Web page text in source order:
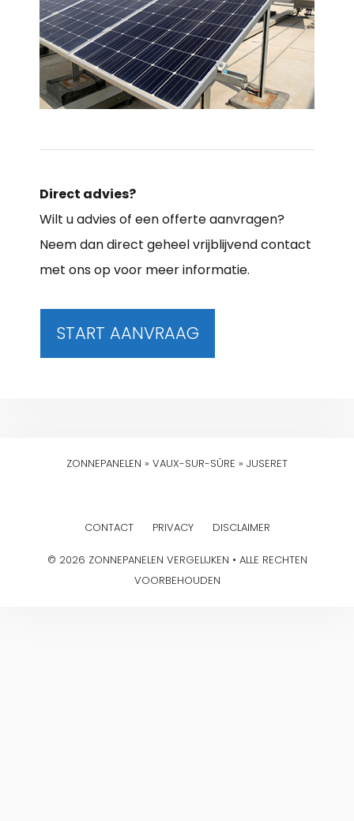
Direct advies?
Wilt u advies of een offerte aanvragen?
Neem dan direct geheel vrijblijvend contact
met ons op voor meer informatie.
START AANVRAAG
ZONNEPANELEN » VAUX-SUR-SÛRE » JUSERET
CONTACT PRIVACY DISCLAIMER
© 2026 ZONNEPANELEN VERGELIJKEN • ALLE RECHTEN
VOORBEHOUDEN